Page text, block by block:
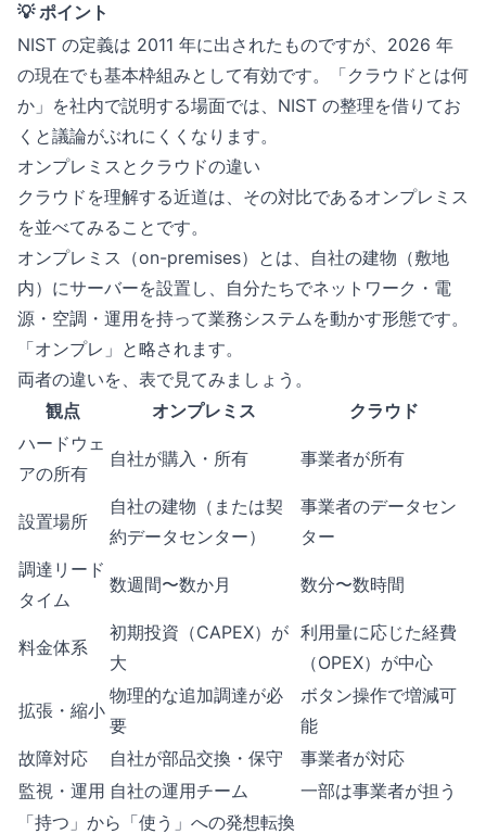
💡 ポイント
NIST の定義は 2011 年に出されたものですが、2026 年
の現在でも基本枠組みとして有効です。「クラウドとは何
か」を社内で説明する場面では、NIST の整理を借りてお
くと議論がぶれにくくなります。
オンプレミスとクラウドの違い
クラウドを理解する近道は、その対比であるオンプレミス
を並べてみることです。
オンプレミス（on-premises）とは、自社の建物（敷地
内）にサーバーを設置し、自分たちでネットワーク・電
源・空調・運用を持って業務システムを動かす形態です。
「オンプレ」と略されます。
両者の違いを、表で見てみましょう。
観点
オンプレミス
クラウド
ハードウェ
アの所有
自社が購入・所有 事業者が所有
設置場所
自社の建物（または契
約データセンター）
事業者のデータセン
ター
調達リード
タイム
数週間〜数か月 数分〜数時間
料金体系
初期投資（CAPEX）が
大
利用量に応じた経費
（OPEX）が中心
拡張・縮小
物理的な追加調達が必
要
ボタン操作で増減可
能
故障対応
自社が部品交換・保守
事業者が対応
監視・運用 自社の運用チーム
一部は事業者が担う
「持つ」から「使う」への発想転換